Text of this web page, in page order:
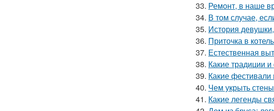
33. Ремонт, в наше
34. В том случае,
35. История
36. Приточка в
37. Естественная
38. Какие традиции
39. Какие фестивали
40. Чем укрыть
41. Какие легенды